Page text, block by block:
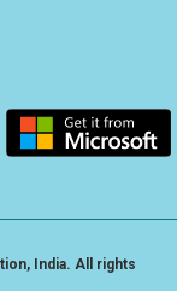
India. All rights